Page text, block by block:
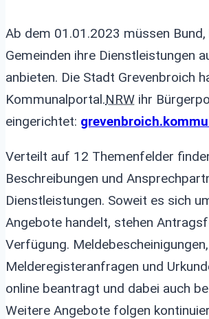
Ab dem 01.01.2023 müssen Bund,
Gemeinden ihre Dienstleistungen
anbieten. Die Stadt Grevenbroich
Kommunalportal.NRW ihr
eingerichtet:
Verteilt auf 12 Themenfelder
Beschreibungen und
Dienstleistungen. Soweit es sich
Angebote handelt, stehen
Verfügung.
Melderegisteranfragen und
online beantragt und dabei auch
Weitere Angebote folgen